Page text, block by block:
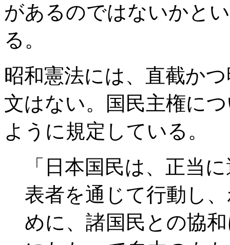
があるのではないかと
る。
昭和憲法には、直截か
文はない。国民主権に
ように規定している。
「日本国民は、正当
表者を通じて行動し
めに、諸国民との協